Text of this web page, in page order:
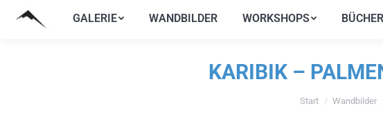
GALERIE WANDBILDER WORKSHOPS
KARIBIK –
Sie befinden sich
Start Wandbilder
GALERIE WANDBILDER WORKSHOPS